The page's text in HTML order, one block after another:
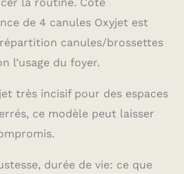
la routine. Côté
de 4 canules Oxyjet est
canules/brossettes
l’usage du foyer.
très incisif pour des espaces
ce modèle peut laisser
durée de vie: ce que